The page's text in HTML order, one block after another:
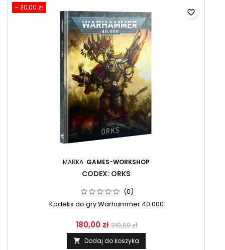
- 30,00 zł
MARKA: GAMES-WORKSHOP
CODEX: ORKS
(0)
Kodeks do gry Warhammer 40.000
180,00 zł 210,00 zł
 Dodaj do koszyka
favorite_border